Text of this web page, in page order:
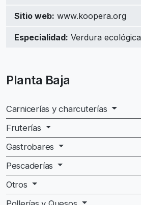
Sitio web: www.koopera.org
Especialidad: Verdura ecológica
Planta Baja
Carnicerías y charcuterías
Fruterías
Gastrobares
Pescaderías
Otros